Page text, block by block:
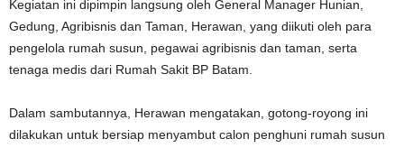
Kegiatan ini dipimpin langsung oleh General Manager Hunian,
Gedung, Agribisnis dan Taman, Herawan, yang diikuti oleh para
pengelola rumah susun, pegawai agribisnis dan taman, serta
tenaga medis dari Rumah Sakit BP Batam.
Dalam sambutannya, Herawan mengatakan, gotong-royong ini
dilakukan untuk bersiap menyambut calon penghuni rumah susun